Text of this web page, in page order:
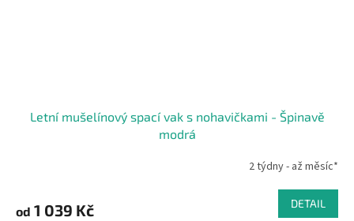
Letní mušelínový spací vak s nohavičkami - Špinavě
modrá
2 týdny - až měsíc*
od 1 039 Kč DETAIL